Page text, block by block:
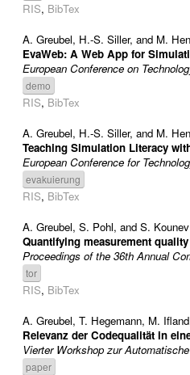
RIS, BibTex
A. Greubel, H.-S. Siller, and M.
EvaWeb: A Web App for
European Conference on
demo
RIS, BibTex
A. Greubel, H.-S. Siller, and M.
Teaching Simulation Literacy
European Conference for
evakuierung
RIS, BibTex
A. Greubel, S. Pohl, and S. Kounev
Quantifying measurement
Proceedings of the 36th Annual
tor
RIS, BibTex
A. Greubel, T. Hegemann, M. Ifland
Relevanz der Codequalität in
Vierter Workshop zur
paper